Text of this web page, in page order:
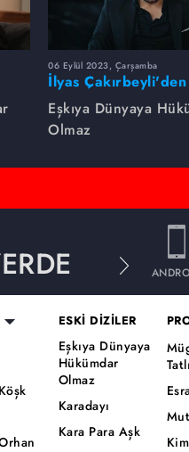
06 Eylül 2023, Çarşamba
İlyas
dersleri!
Eşkıya Dünyaya
Olmaz
ESKİ DİZİLER
Eşkıya Dünyaya
Hükümdar
Olmaz
Karadayı
Kara Para Aşk